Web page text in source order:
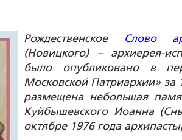
Рождественское Слово
(Новицкого) – архиерея-
было опубликовано в
Московской Патриархии»
размещена небольшая
Куйбышевского Иоанна
октябре 1976 года